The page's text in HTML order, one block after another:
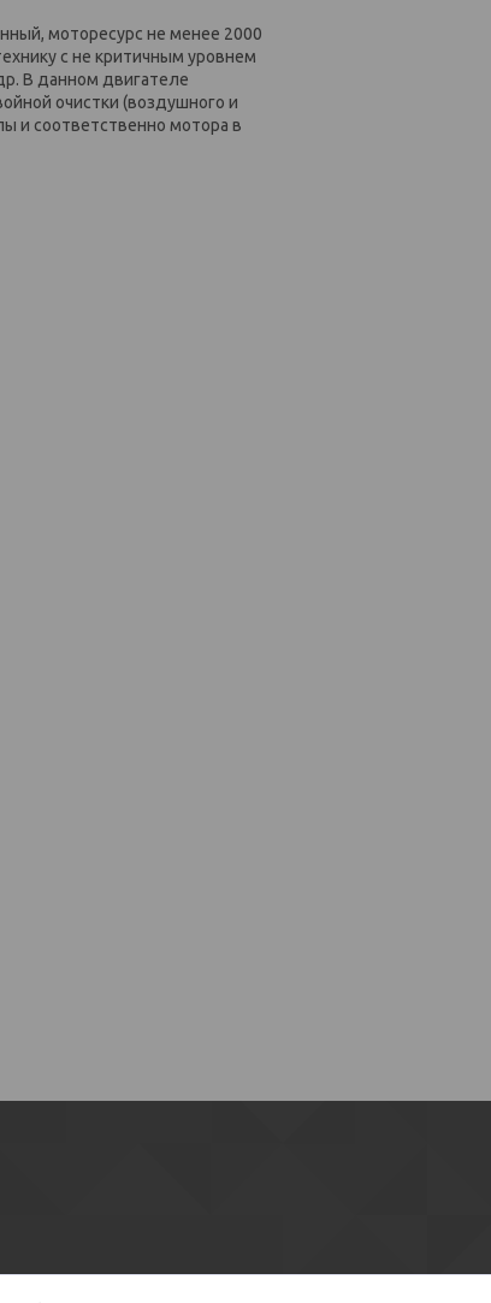
моторесурс не менее 2000
с не критичным уровнем
В данном двигателе
очистки (воздушного и
и соответственно мотора в